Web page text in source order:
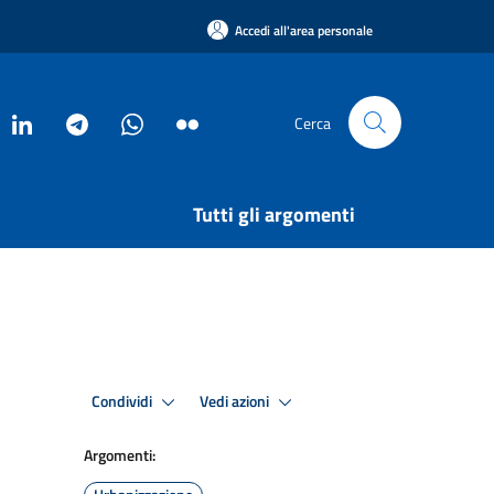
Accedi all'area personale
Cerca
Tutti gli argomenti
Condividi Vedi azioni
Argomenti: